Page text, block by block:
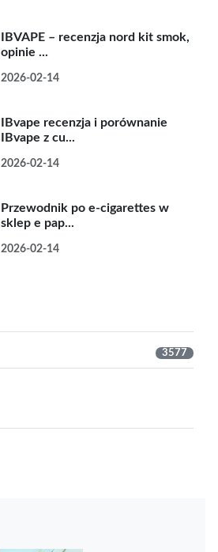
IBVAPE – recenzja nord kit smok,
opinie ...
2026-02-14
IBvape recenzja i porównanie
IBvape z cu...
2026-02-14
Przewodnik po e-cigarettes w
sklep e pap...
2026-02-14
3577